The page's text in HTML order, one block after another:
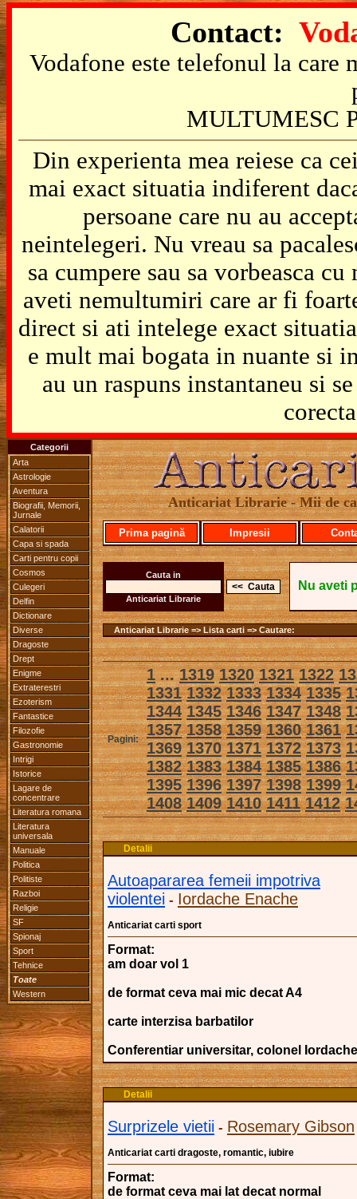
Contact:
Vodafone este telefonul la
MULTUMESC
Din experienta mea reiese ca
mai exact situatia indiferent
persoane care nu au
neintelegeri. Nu vreau sa
sa cumpere sau sa vorbeasca
aveti nemultumiri care ar fi
direct si ati intelege exact
e mult mai bogata in nuante si
au un raspuns instantaneu si
Categorii
Arta
Astrologie
Aventura
Biografii, Memorii,
Jurnale
Calatorii
Capa si spada
Carti pentru copii
Cosmos
Culegeri
Delfin
Dictionare
Diverse
Dragoste
Drept
Enigme
Extraterestri
Ezoterism
Fantastice
Filozofie
Gastronomie
Intrigi
Istorice
Lagare de
concentrare
Literatura romana
Literatura
universala
Manuale
Politica
Politiste
Razboi
Religie
SF
Spionaj
Sport
Tehnice
Toate
Western
Anticariat Librarie - Mii de
Prima pagină Impresii
Cauta in
Anticariat Librarie
Nu aveti
Anticariat Librarie => Lista carti => Cautare:
Pagini:
1...1319 1320 1321 1322
1331 1332 1333 1334 1335
1344 1345 1346 1347 1348
1357 1358 1359 1360 1361
1369 1370 1371 1372 1373
1382 1383 1384 1385 1386
1395 1396 1397 1398 1399
1408 1409 1410 1411 1412
Detalii
Autoapararea femeii impotriva
violentei - Iordache Enache
Anticariat carti sport
Format:
am doar vol 1
de format ceva mai mic decat A4
carte interzisa barbatilor
Conferentiar universitar, colonel
Detalii
Surprizele vietii - Rosemary Gibson
Anticariat carti dragoste, romantic, iubire
Format:
de format ceva mai lat decat normal